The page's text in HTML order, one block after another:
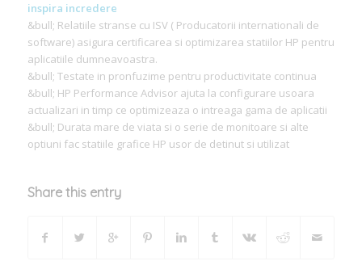
inspira incredere
&bull; Relatiile stranse cu ISV ( Producatorii internationali de
software) asigura certificarea si optimizarea statiilor HP pentru
aplicatiile dumneavoastra.
&bull; Testate in pronfuzime pentru productivitate continua
&bull; HP Performance Advisor ajuta la configurare usoara
actualizari in timp ce optimizeaza o intreaga gama de aplicatii
&bull; Durata mare de viata si o serie de monitoare si alte
optiuni fac statiile grafice HP usor de detinut si utilizat
Share this entry